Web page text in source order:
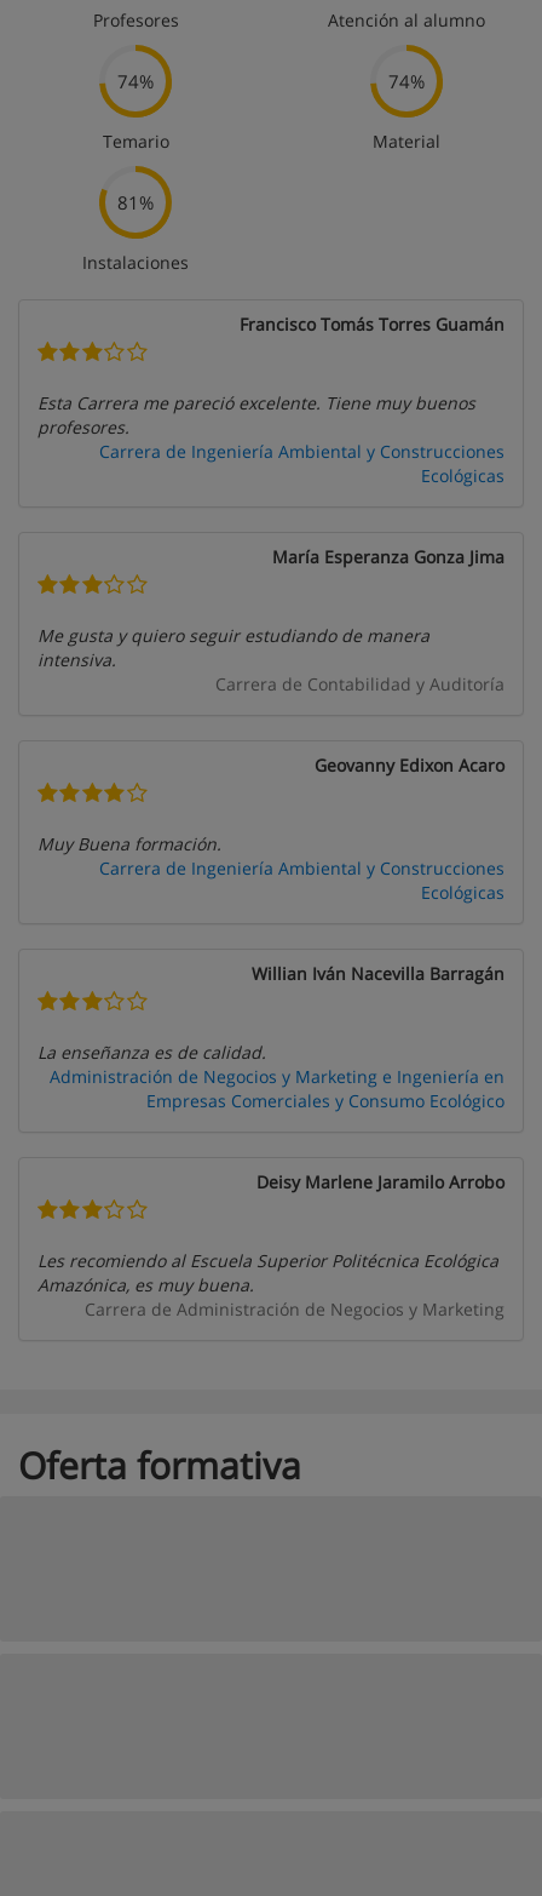
Profesores Atención al alumno
74%
Temario
74%
Material
81%
Instalaciones
Francisco Tomás Torres Guamán
Esta Carrera me pareció excelente. Tiene muy buenos
profesores.
Carrera de Ingeniería Ambiental y Construcciones
Ecológicas
María Esperanza Gonza Jima
Me gusta y quiero seguir estudiando de manera
intensiva.
Carrera de Contabilidad y Auditoría
Geovanny Edixon Acaro
Muy Buena formación.
Carrera de Ingeniería Ambiental y Construcciones
Ecológicas
Willian Iván Nacevilla Barragán
La enseñanza es de calidad.
Administración de Negocios y Marketing e Ingeniería en
Empresas Comerciales y Consumo Ecológico
Deisy Marlene Jaramilo Arrobo
Les recomiendo al Escuela Superior Politécnica Ecológica
Amazónica, es muy buena.
Carrera de Administración de Negocios y Marketing
Oferta formativa